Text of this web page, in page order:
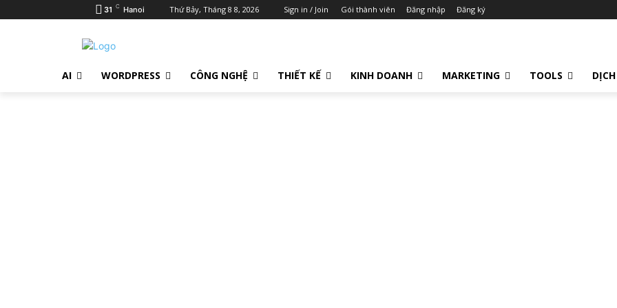
31 C Hanoi Thứ Bảy, Tháng 8 8, 2026 Sign in / Join Gói thành viên Đăng nhập Đăng ký
AI WORDPRESS CÔNG NGHỆ THIẾT KẾ KINH DOANH MARKETING TOOLS